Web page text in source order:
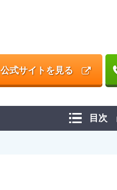
公式サイトを見る
目次